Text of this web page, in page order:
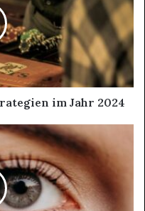
im Jahr 2024